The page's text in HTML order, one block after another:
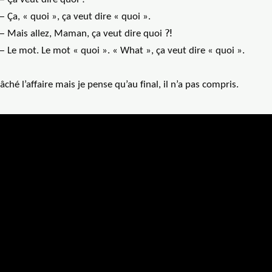
Ça, « quoi », ça veut dire « quoi ».
Mais allez, Maman, ça veut dire quoi ⁈
Le mot. Le mot « quoi ». « What », ça veut dire « quoi ».
lâché l’affaire mais je pense qu’au final, il n’a pas compris.